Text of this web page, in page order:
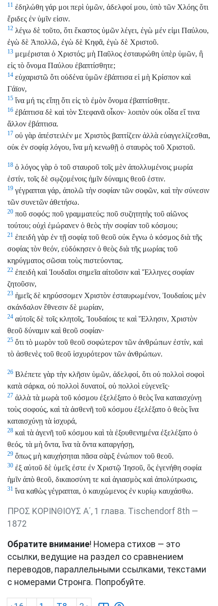
11 ἐδηλώθη γάρ μοι περὶ ὑμῶν, ἀδελφοί μου, ὑπὸ τῶν Χλόης ὅτι
ἔριδες ἐν ὑμῖν εἰσιν.
12 λέγω δὲ τοῦτο, ὅτι ἕκαστος ὑμῶν λέγει, ἐγὼ μέν εἰμι Παύλου,
ἐγὼ δὲ Ἀπολλῶ, ἐγὼ δὲ Κηφᾶ, ἐγὼ δὲ Χριστοῦ.
13 μεμέρισται ὁ Χριστός; μὴ Παῦλος ἐσταυρώθη ὑπὲρ ὑμῶν, ἢ
εἰς τὸ ὄνομα Παύλου ἐβαπτίσθητε;
14 εὐχαριστῶ ὅτι οὐδένα ὑμῶν ἐβάπτισα εἰ μὴ Κρίσπον καὶ
Γάϊον,
15 ἵνα μή τις εἴπῃ ὅτι εἰς τὸ ἐμὸν ὄνομα ἐβαπτίσθητε.
16 ἐβάπτισα δὲ καὶ τὸν Στεφανᾶ οἶκον· λοιπὸν οὐκ οἶδα εἴ τινα
ἄλλον ἐβάπτισα.
17 οὐ γὰρ ἀπέστειλέν με Χριστὸς βαπτίζειν ἀλλὰ εὐαγγελίζεσθαι,
οὐκ ἐν σοφίᾳ λόγου, ἵνα μὴ κενωθῇ ὁ σταυρὸς τοῦ Χριστοῦ.
18 ὁ λόγος γὰρ ὁ τοῦ σταυροῦ τοῖς μὲν ἀπολλυμένοις μωρία
ἐστίν, τοῖς δὲ σῳζομένοις ἡμῖν δύναμις θεοῦ ἐστιν.
19 γέγραπται γάρ, ἀπολῶ τὴν σοφίαν τῶν σοφῶν, καὶ τὴν σύνεσιν
τῶν συνετῶν ἀθετήσω.
20 ποῦ σοφός; ποῦ γραμματεύς; ποῦ συζητητὴς τοῦ αἰῶνος
τούτου; οὐχὶ ἐμώρανεν ὁ θεὸς τὴν σοφίαν τοῦ κόσμου;
21 ἐπειδὴ γὰρ ἐν τῇ σοφίᾳ τοῦ θεοῦ οὐκ ἔγνω ὁ κόσμος διὰ τῆς
σοφίας τὸν θεόν, εὐδόκησεν ὁ θεὸς διὰ τῆς μωρίας τοῦ
κηρύγματος σῶσαι τοὺς πιστεύοντας.
22 ἐπειδὴ καὶ Ἰουδαῖοι σημεῖα αἰτοῦσιν καὶ Ἕλληνες σοφίαν
ζητοῦσιν,
23 ἡμεῖς δὲ κηρύσσομεν Χριστὸν ἐσταυρωμένον, Ἰουδαίοις μὲν
σκάνδαλον ἔθνεσιν δὲ μωρίαν,
24 αὐτοῖς δὲ τοῖς κλητοῖς, Ἰουδαίοις τε καὶ Ἕλλησιν, Χριστὸν
θεοῦ δύναμιν καὶ θεοῦ σοφίαν·
25 ὅτι τὸ μωρὸν τοῦ θεοῦ σοφώτερον τῶν ἀνθρώπων ἐστίν, καὶ
τὸ ἀσθενὲς τοῦ θεοῦ ἰσχυρότερον τῶν ἀνθρώπων.
26 Βλέπετε γὰρ τὴν κλῆσιν ὑμῶν, ἀδελφοί, ὅτι οὐ πολλοὶ σοφοὶ
κατὰ σάρκα, οὐ πολλοὶ δυνατοί, οὐ πολλοὶ εὐγενεῖς·
27 ἀλλὰ τὰ μωρὰ τοῦ κόσμου ἐξελέξατο ὁ θεὸς ἵνα καταισχύνῃ
τοὺς σοφούς, καὶ τὰ ἀσθενῆ τοῦ κόσμου ἐξελέξατο ὁ θεὸς ἵνα
καταισχύνῃ τὰ ἰσχυρά,
28 καὶ τὰ ἀγενῆ τοῦ κόσμου καὶ τὰ ἐξουθενημένα ἐξελέξατο ὁ
θεός, τὰ μὴ ὄντα, ἵνα τὰ ὄντα καταργήσῃ,
29 ὅπως μὴ καυχήσηται πᾶσα σὰρξ ἐνώπιον τοῦ θεοῦ.
30 ἐξ αὐτοῦ δὲ ὑμεῖς ἐστε ἐν Χριστῷ Ἰησοῦ, ὃς ἐγενήθη σοφία
ἡμῖν ἀπὸ θεοῦ, δικαιοσύνη τε καὶ ἁγιασμὸς καὶ ἀπολύτρωσις,
31 ἵνα καθὼς γέγραπται, ὁ καυχώμενος ἐν κυρίῳ καυχάσθω.
ΠΡΟΣ ΚΟΡΙΝΘΙΟΥΣ Α΄, 1 глава. Tischendorf 8th —
1872
Обратите внимание! Номера стихов — это
ссылки, ведущие на раздел со сравнением
переводов, параллельными ссылками, текстами
с номерами Стронга. Попробуйте.